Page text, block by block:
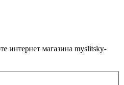
интернет магазина myslitsky-